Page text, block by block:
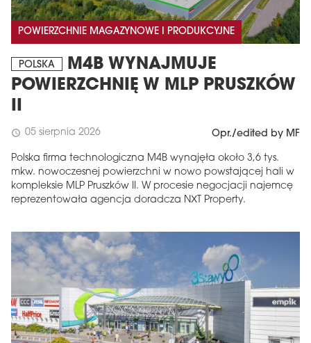
POWIERZCHNIE MAGAZYNOWE I PRODUKCYJNE
POLSKA
M4B WYNAJMUJE
POWIERZCHNIĘ W MLP PRUSZKÓW
II
schedule 05 sierpnia 2026 Opr./edited by MF
Polska firma technologiczna M4B wynajęła około 3,6 tys.
mkw. nowoczesnej powierzchni w nowo powstającej hali w
kompleksie MLP Pruszków II. W procesie negocjacji najemcę
reprezentowała agencja doradcza NXT Property.